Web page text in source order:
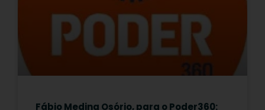
Fábio Medina Osório, para o Poder360: